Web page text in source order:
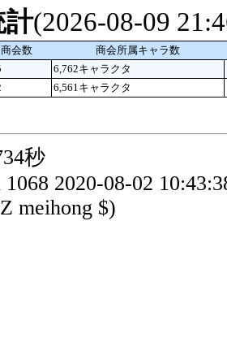
計(2026-08-09
商会数
商会所属キャラ数
6,762キャラクタ
6,561キャラクタ
秒
2020-08-02
meihong $)